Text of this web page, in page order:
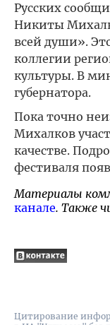
Русских
Никиты
всей души».
коллегии
культуры. В
губернатора.
Пока точно
Михалков
качестве.
фестиваля
Материалы
канале. Также
Цитирование